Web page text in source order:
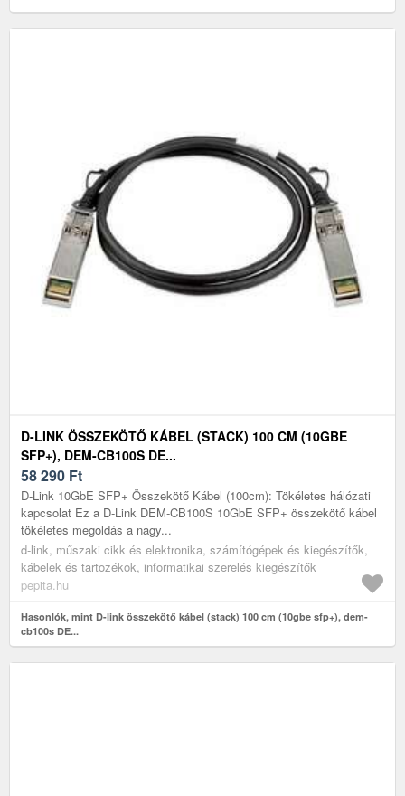
D-LINK ÖSSZEKÖTŐ KÁBEL (STACK) 100 CM (10GBE
SFP+), DEM-CB100S DE...
58 290 Ft
D-Link 10GbE SFP+ Összekötő Kábel (100cm): Tökéletes hálózati
kapcsolat Ez a D-Link DEM-CB100S 10GbE SFP+ összekötő kábel
tökéletes megoldás a nagy...
d-link, műszaki cikk és elektronika, számítógépek és kiegészítők,
kábelek és tartozékok, informatikai szerelés kiegészítők
pepita.hu
Hasonlók, mint D-link összekötő kábel (stack) 100 cm (10gbe sfp+), dem-
cb100s DE...